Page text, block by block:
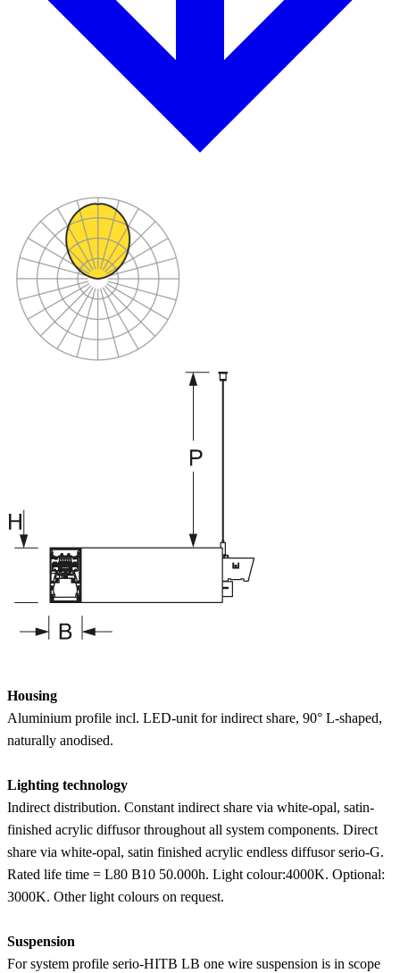
Housing
Aluminium profile incl. LED-unit for indirect share, 90° L-shaped,
naturally anodised.
Lighting technology
Indirect distribution. Constant indirect share via white-opal, satin-
finished acrylic diffusor throughout all system components. Direct
share via white-opal, satin finished acrylic endless diffusor serio-G.
Rated life time = L80 B10 50.000h. Light colour:4000K. Optional:
3000K. Other light colours on request.
Suspension
For system profile serio-HITB LB one wire suspension is in scope